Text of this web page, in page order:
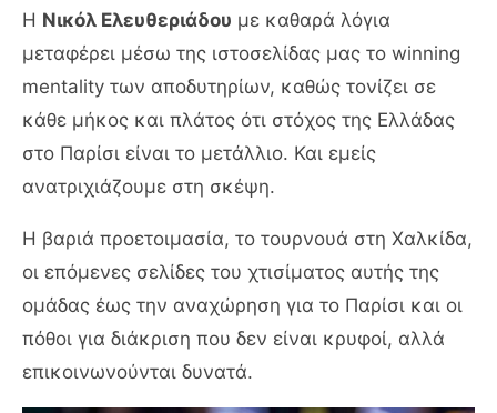
Η Νικόλ Ελευθεριάδου με καθαρά λόγια
μεταφέρει μέσω της ιστοσελίδας μας το winning
mentality των αποδυτηρίων, καθώς τονίζει σε
κάθε μήκος και πλάτος ότι στόχος της Ελλάδας
στο Παρίσι είναι το μετάλλιο. Και εμείς
ανατριχιάζουμε στη σκέψη.
Η βαριά προετοιμασία, το τουρνουά στη Χαλκίδα,
οι επόμενες σελίδες του χτισίματος αυτής της
ομάδας έως την αναχώρηση για το Παρίσι και οι
πόθοι για διάκριση που δεν είναι κρυφοί, αλλά
επικοινωνούνται δυνατά.